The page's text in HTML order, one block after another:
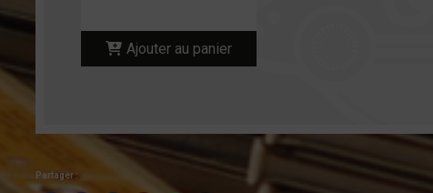
Ajouter au panier
Partager :